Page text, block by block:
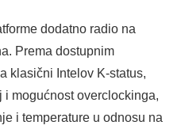
dodatno radio na
Prema dostupnim
klasični Intelov K-status,
mogućnost overclockinga,
i temperature u odnosu na